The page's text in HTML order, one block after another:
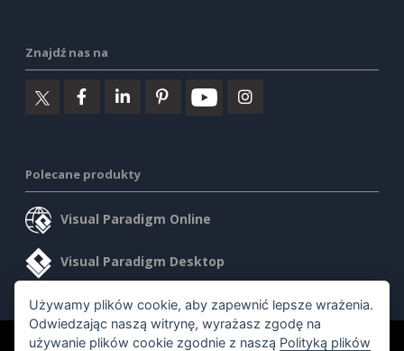
Znajdź nas na
Polecane produkty
Visual Paradigm Online
Visual Paradigm Desktop
Używamy plików cookie, aby zapewnić lepsze wrażenia.
Odwiedzając naszą witrynę, wyrażasz zgodę na
używanie plików cookie zgodnie z naszą Polityką plików